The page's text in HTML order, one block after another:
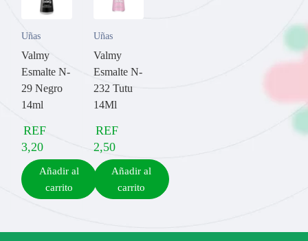
Uñas
Valmy
Esmalte N-
29 Negro
14ml
REF
3,20
Añadir al
carrito
Uñas
Valmy
Esmalte N-
232 Tutu
14Ml
REF
2,50
Añadir al
carrito